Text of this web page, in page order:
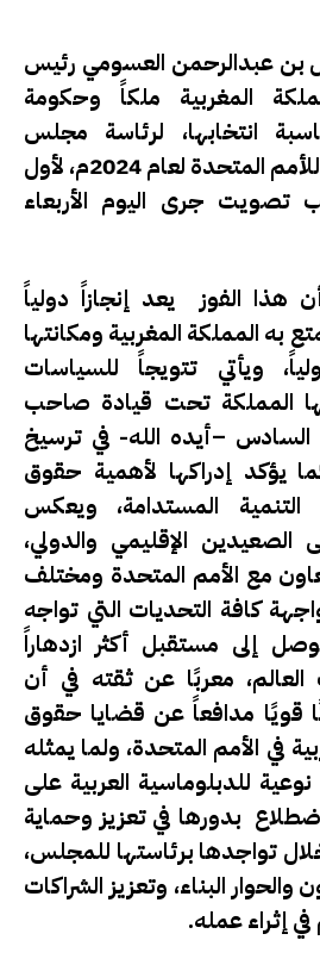
بن عبدالرحمن العسومي رئيس
المغربية ملكاً وحكومة
انتخابها، لرئاسة مجلس
حقوق الإنسان التابع للأمم المتحدة لعام 2024م، لأول
تصويت جرى اليوم الأربعاء
هذا الفوز يعد إنجازاً دولياً
به المملكة المغربية ومكانتها
ويأتي تتويجاً للسياسات
المملكة تحت قيادة صاحب
السادس –أيده الله- في ترسيخ
يؤكد إدراكها لأهمية حقوق
المستدامة، ويعكس
الصعيدين الإقليمي والدولي،
مع الأمم المتحدة ومختلف
كافة التحديات التي تواجه
إلى مستقبل أكثر ازدهاراً
معربًا عن ثقته في أن
قويًا مدافعاً عن قضايا حقوق
في الأمم المتحدة، ولما يمثله
للدبلوماسية العربية على
بدورها في تعزيز وحماية
تواجدها برئاستها للمجلس،
والحوار البناء، وتعزيز الشراكات
إثراء عمله.